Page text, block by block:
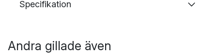
Specifikation
Andra gillade även